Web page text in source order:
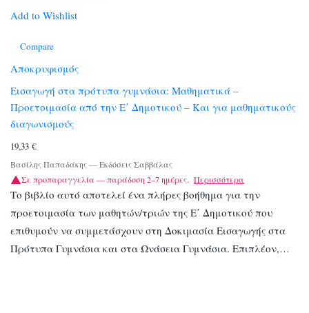
Add to Wishlist
Compare
Αποκρυφισμός
Εισαγωγή στα πρότυπα γυμνάσια: Μαθηματικά –
Προετοιμασία από την Ε΄ Δημοτικού – Και για μαθηματικούς
διαγωνισμούς
19,33 €
Βασίλης Παπαδάκης—Εκδόσεις Σαββάλας
Σε προπαραγγελία — παράδοση 2–7 ημέρες. Περισσότερα
Το βιβλίο αυτό αποτελεί ένα πλήρες βοήθημα για την
προετοιμασία των μαθητών/τριών της Ε΄ Δημοτικού που
επιθυμούν να συμμετάσχουν στη Δοκιμασία Εισαγωγής στα
Πρότυπα Γυμνάσια και στα Ωνάσεια Γυμνάσια. Επιπλέον,…